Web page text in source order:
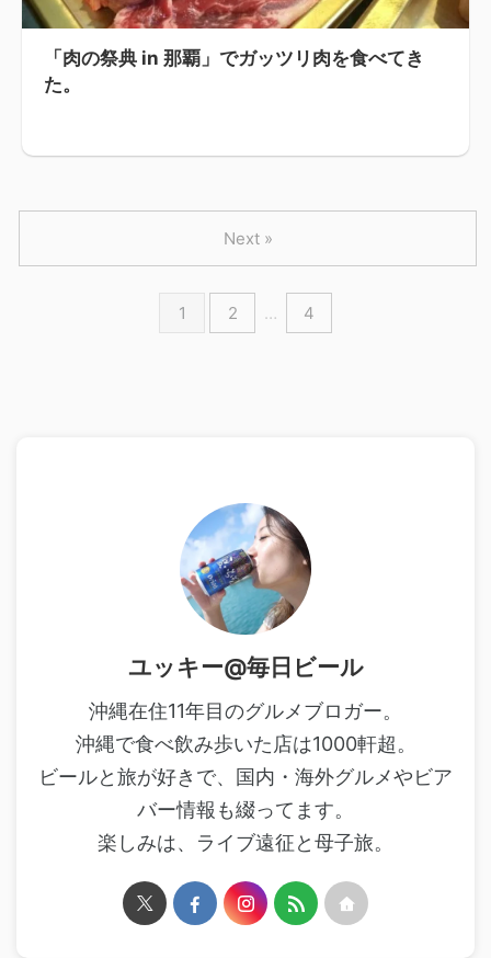
「肉の祭典 in 那覇」でガッツリ肉を食べてき
た。
1 2 … 4
Next »
ユッキー@毎日ビール
沖縄在住11年目のグルメブロガー。
沖縄で食べ飲み歩いた店は1000軒超。
ビールと旅が好きで、国内・海外グルメやビア
バー情報も綴ってます。
楽しみは、ライブ遠征と母子旅。